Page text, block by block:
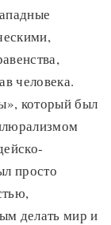
человека.
который был
просто
делать мир и